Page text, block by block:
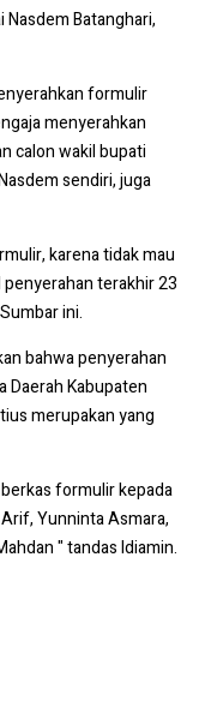
Batanghari,
formulir
menyerahkan
calon wakil bupati
sendiri, juga
karena tidak mau
terakhir 23
ini.
bahwa penyerahan
Daerah Kabupaten
merupakan yang
formulir kepada
Yunninta Asmara,
" tandas Idiamin.